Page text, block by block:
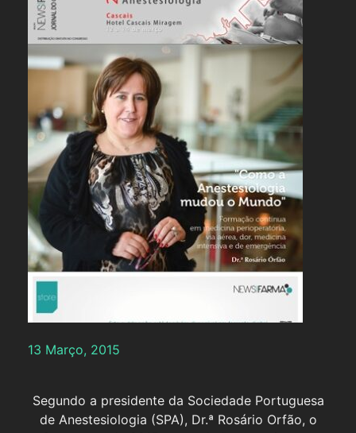
13 Março, 2015
Segundo a presidente da Sociedade Portuguesa
de Anestesiologia (SPA), Dr.ª Rosário Orfão, o